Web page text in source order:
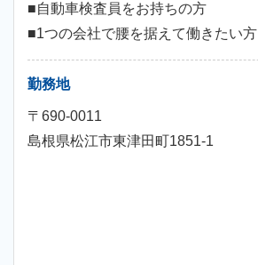
■自動車検査員をお持ちの方
■1つの会社で腰を据えて働きたい方
勤務地
〒690-0011
島根県松江市東津田町1851-1